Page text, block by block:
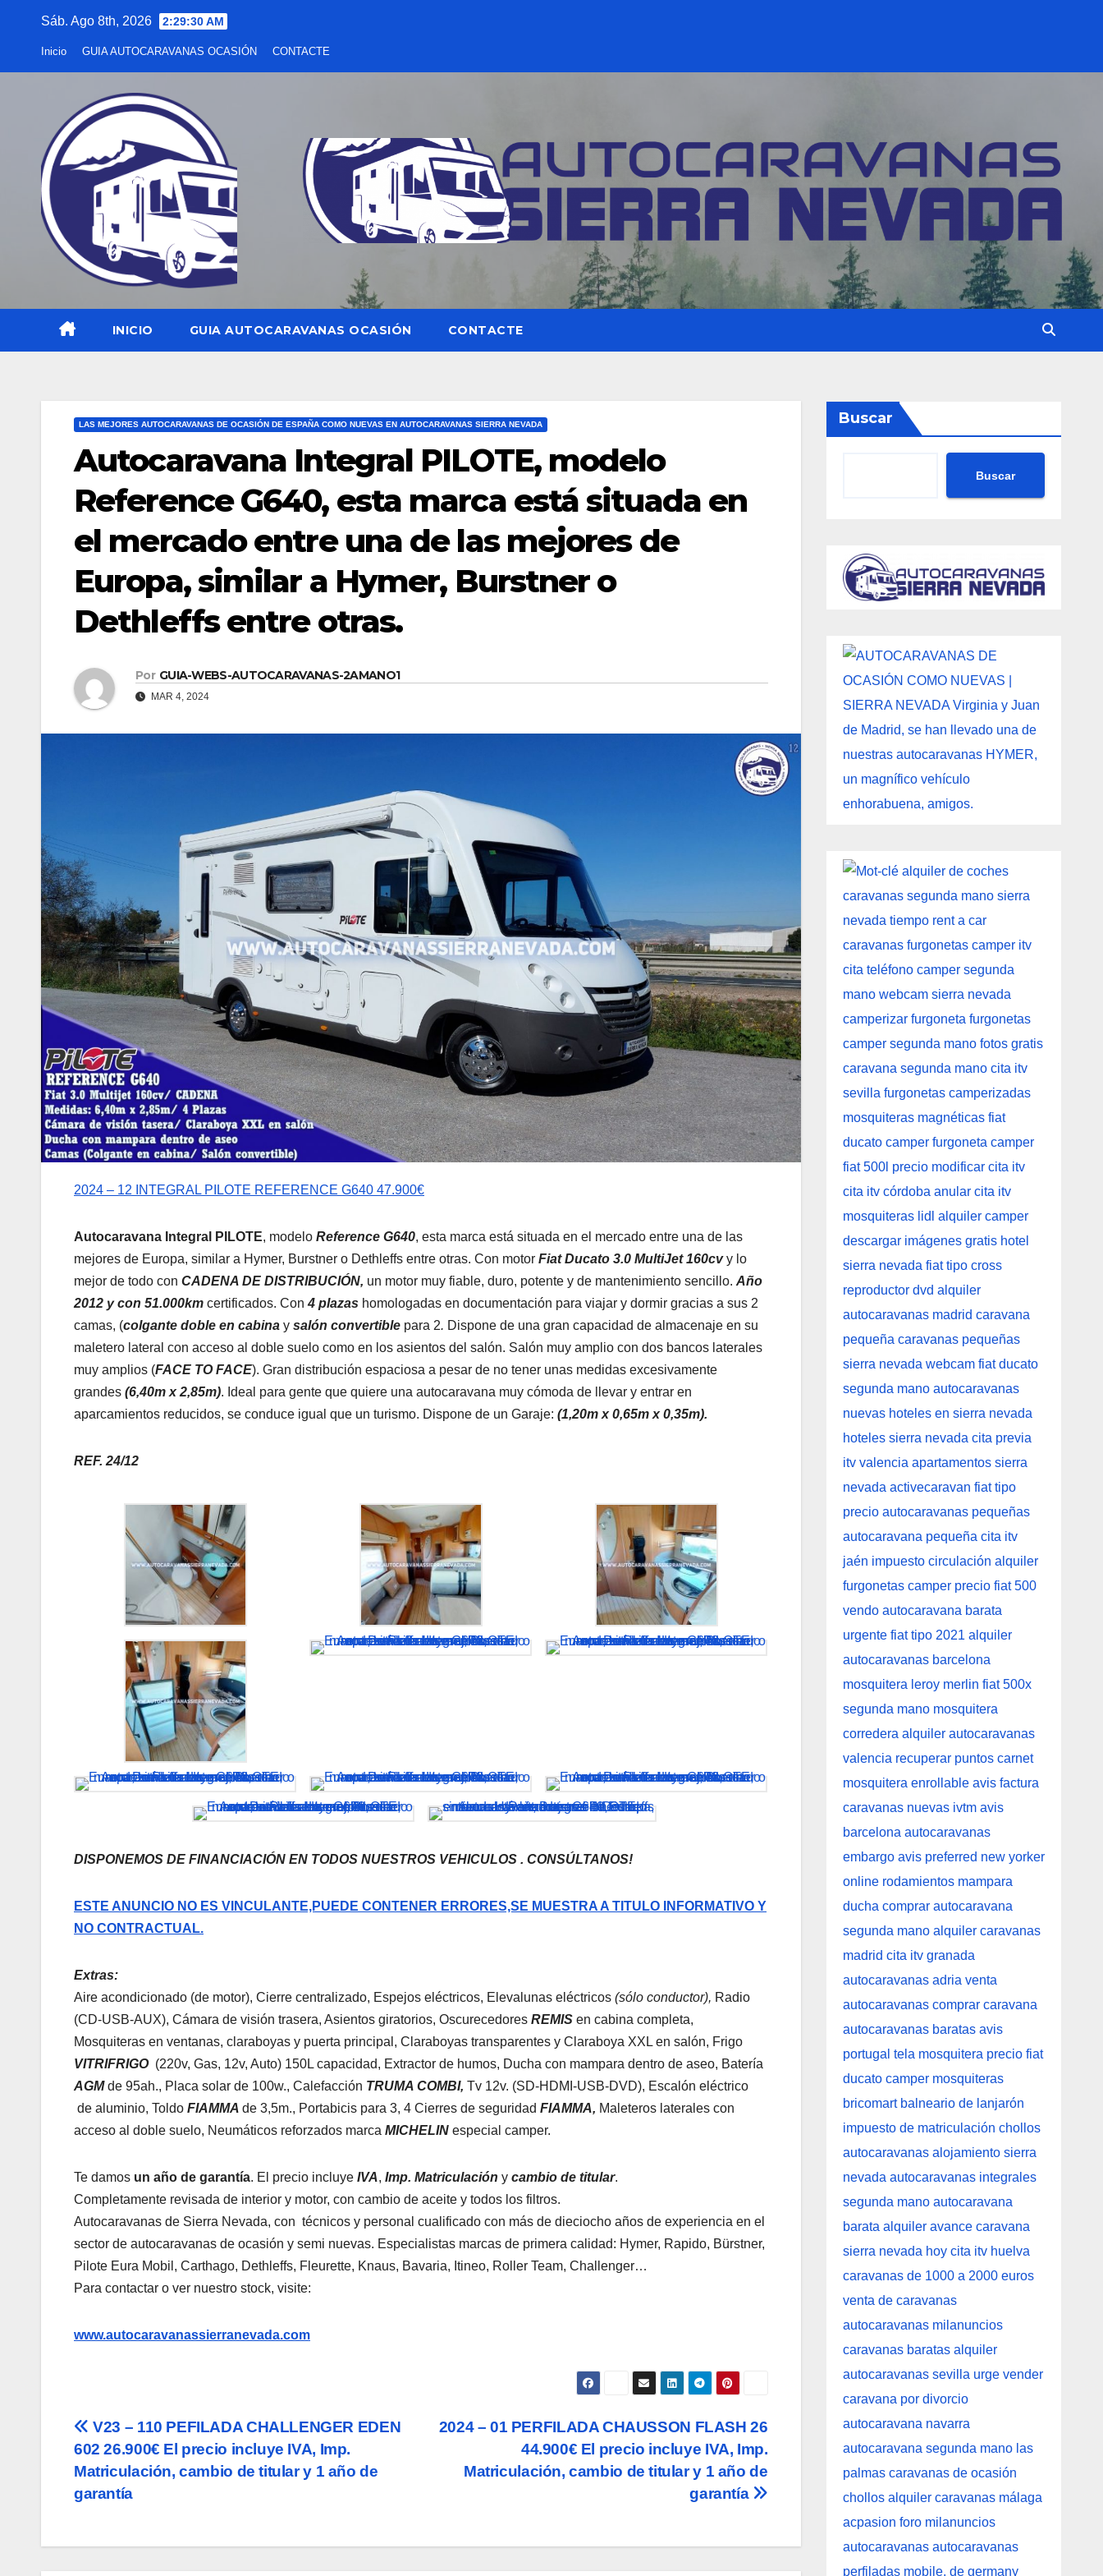
Sáb. Ago 8th, 2026 2:29:31 AM
Inicio GUIA AUTOCARAVANAS OCASIÓN CONTACTE
INICIO GUIA AUTOCARAVANAS OCASIÓN CONTACTE
LAS MEJORES AUTOCARAVANAS DE OCASIÓN DE ESPAÑA COMO NUEVAS EN AUTOCARAVANAS SIERRA NEVADA
Autocaravana Integral PILOTE, modelo
Reference G640, esta marca está situada en
el mercado entre una de las mejores de
Europa, similar a Hymer, Burstner o
Dethleffs entre otras.
Por GUIA-WEBS-AUTOCARAVANAS-2AMANO1
MAR 4, 2024
2024 – 12 INTEGRAL PILOTE REFERENCE G640 47.900€
Autocaravana Integral PILOTE, modelo Reference G640, esta marca está situada en el mercado entre una de las
mejores de Europa, similar a Hymer, Burstner o Dethleffs entre otras. Con motor Fiat Ducato 3.0 MultiJet 160cvy lo
mejor de todo con CADENA DE DISTRIBUCIÓN, un motor muy fiable, duro, potente y de mantenimiento sencillo. Año
2012 y con 51.000km certificados. Con4 plazas homologadas en documentación para viajar y dormir gracias a sus 2
camas, (colgante doble en cabina y salón convertible para 2. Dispone de una gran capacidad de almacenaje en su
maletero lateral con acceso al doble suelo como en los asientos del salón. Salón muy amplio con dos bancos laterales
muy amplios (FACE TO FACE). Gran distribución espaciosa a pesar de no tener unas medidas excesivamente
grandes (6,40m x 2,85m). Ideal para gente que quiere una autocaravana muy cómoda de llevar y entrar en
aparcamientos reducidos, se conduce igual que un turismo. Dispone de un Garaje: (1,20m x 0,65m x 0,35m).
REF. 24/12
DISPONEMOS DE FINANCIACIÓN EN TODOS NUESTROS VEHICULOS . CONSÚLTANOS!
ESTE ANUNCIO NO ES VINCULANTE,PUEDE CONTENER ERRORES,SE MUESTRA A TITULO INFORMATIVO Y
NO CONTRACTUAL.
Extras:
Aire acondicionado (de motor), Cierre centralizado, Espejos eléctricos, Elevalunas eléctricos (sólo conductor), Radio
(CD-USB-AUX), Cámara de visión trasera, Asientos giratorios, Oscurecedores REMIS en cabina completa,
Mosquiteras en ventanas, claraboyas y puerta principal, Claraboyas transparentes y Claraboya XXL en salón, Frigo
VITRIFRIGO (220v, Gas, 12v, Auto) 150L capacidad, Extractor de humos, Ducha con mampara dentro de aseo, Batería
AGMde 95ah., Placa solar de 100w., Calefacción TRUMA COMBI, Tv 12v. (SD-HDMI-USB-DVD), Escalón eléctrico
de aluminio, Toldo FIAMMA de 3,5m., Portabicis para 3, 4 Cierres de seguridad FIAMMA, Maleteros laterales con
acceso al doble suelo, Neumáticos reforzados marca MICHELIN especial camper.
Te damos un año de garantía. El precio incluye IVA, Imp. Matriculación y cambio de titular.
Completamente revisada de interior y motor, con cambio de aceite y todos los filtros.
Autocaravanas de Sierra Nevada, con técnicos y personal cualificado con más de dieciocho años de experiencia en el
sector de autocaravanas de ocasión y semi nuevas. Especialistas marcas de primera calidad: Hymer, Rapido, Bürstner,
Pilote Eura Mobil, Carthago, Dethleffs, Fleurette, Knaus, Bavaria, Itineo, Roller Team, Challenger…
Para contactar o ver nuestro stock, visite:
www.autocaravanassierranevada.com
Navegación
de
entradas
2024 – 01 PERFILADA CHAUSSON FLASH 26
44.900€ El precio incluye IVA, Imp.
Matriculación, cambio de titular y 1 año de
garantía
V23 – 110 PEFILADA CHALLENGER EDEN
602 26.900€ El precio incluye IVA, Imp.
Matriculación, cambio de titular y 1 año de
garantía
Buscar
Buscar